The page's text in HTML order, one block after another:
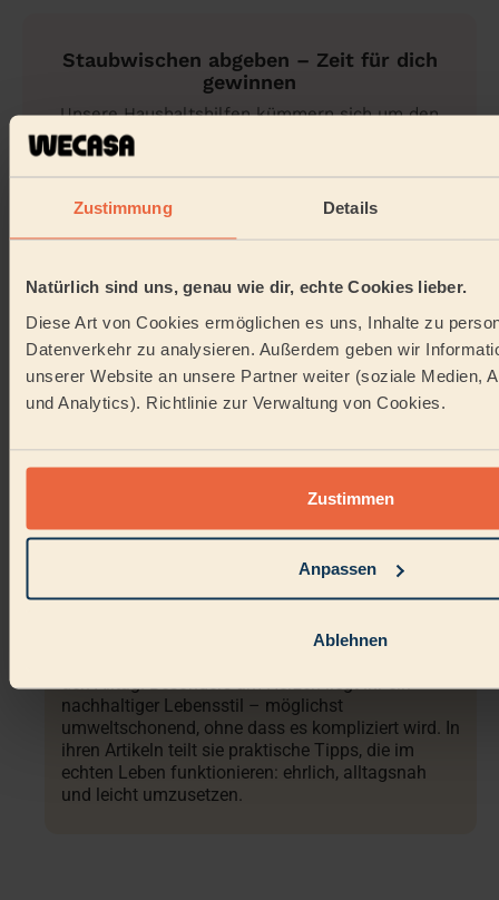
Zustimmung Details
Natürlich sind uns, genau wie dir, echte Cookies lieber.
Diese Art von Cookies ermöglichen es uns, Inhalte zu
Datenverkehr zu analysieren. Außerdem geben wir
unserer Website an unsere Partner weiter (soziale Medien,
und Analytics). Richtlinie zur Verwaltung von Cookies.
Zustimmen
Anpassen
Ablehnen
und weniger Staubfängern kannst du ihn
spürbar reduzieren.
Staubwischen abgeben – Zeit für dich
gewinnen
Unsere Haushaltshilfen kümmern sich um den
Staub, du dich um die schönen Dinge.
Stine
Stine ist Expertin für clevere Reinigungstipps. Sie
den Alltag. Besonders am Herzen liegt ihr ein
nachhaltiger Lebensstil – möglichst
umweltschonend, ohne dass es kompliziert wird. In
ihren Artikeln teilt sie praktische Tipps, die im
echten Leben funktionieren: ehrlich, alltagsnah
und leicht umzusetzen.